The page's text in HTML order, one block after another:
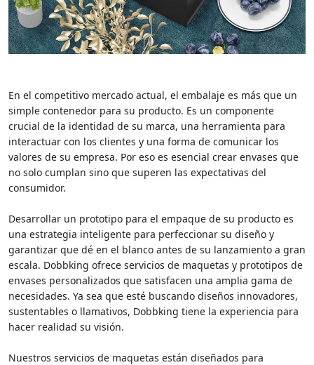
En el competitivo mercado actual, el embalaje es más que un
simple contenedor para su producto. Es un componente
crucial de la identidad de su marca, una herramienta para
interactuar con los clientes y una forma de comunicar los
valores de su empresa. Por eso es esencial crear envases que
no solo cumplan sino que superen las expectativas del
consumidor.
Desarrollar un prototipo para el empaque de su producto es
una estrategia inteligente para perfeccionar su diseño y
garantizar que dé en el blanco antes de su lanzamiento a gran
escala. Dobbking ofrece servicios de maquetas y prototipos de
envases personalizados que satisfacen una amplia gama de
necesidades. Ya sea que esté buscando diseños innovadores,
sustentables o llamativos, Dobbking tiene la experiencia para
hacer realidad su visión.
Nuestros servicios de maquetas están diseñados para